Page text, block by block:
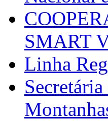
SMART
Linha